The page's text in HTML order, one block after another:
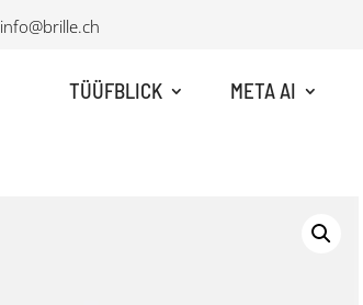
info@brille.ch
TÜÜFBLICK META AI